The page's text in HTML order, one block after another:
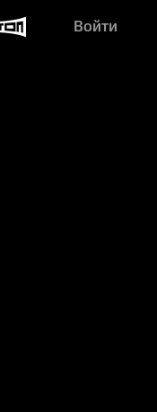
Войти